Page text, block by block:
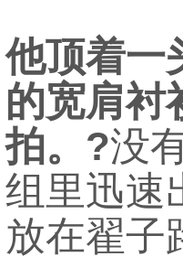
他顶着一
的宽肩衬
拍。?没
组里迅速
放在翟子